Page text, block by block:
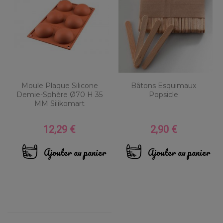
Moule Plaque Silicone
Demie-Sphère Ø70 H 35
MM Silikomart
Prix
12,29 €
Ajouter au panier
Bâtons Esquimaux
Popsicle
Prix
2,90 €
Ajouter au panier